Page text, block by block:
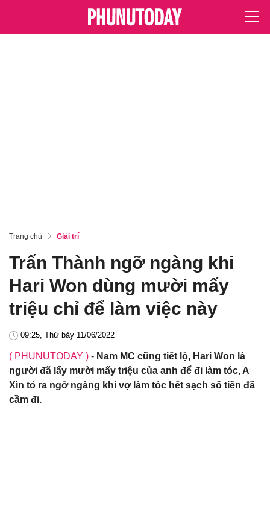
Trang chủ Giải trí
Trấn Thành ngỡ ngàng khi
Hari Won dùng mười mấy
triệu chỉ để làm việc này
09:25, Thứ bảy 11/06/2022
( PHUNUTODAY ) - Nam MC cũng tiết lộ, Hari Won là
người đã lấy mười mấy triệu của anh để đi làm tóc, A
Xìn tỏ ra ngỡ ngàng khi vợ làm tóc hết sạch số tiền đã
cầm đi.